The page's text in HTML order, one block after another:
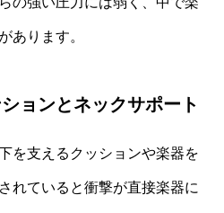
あります。
ョンとネックサポート
を支えるクッションや楽器を
れていると衝撃が直接楽器に